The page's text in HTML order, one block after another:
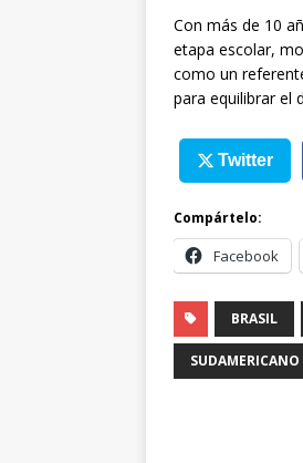
Con más de 10
etapa escolar,
como un
para equilibrar el
Twitter
Compártelo:
Facebook
BRASIL
SUDAMERICANO